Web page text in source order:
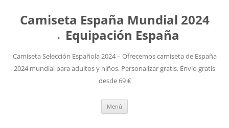
Camiseta España Mundial 2024
→ Equipación España
Camiseta Selección Española 2024 – Ofrecemos camiseta de España
2024 mundial para adultos y niños. Personalizar gratis. Envío gratis
desde 69 €
Menú